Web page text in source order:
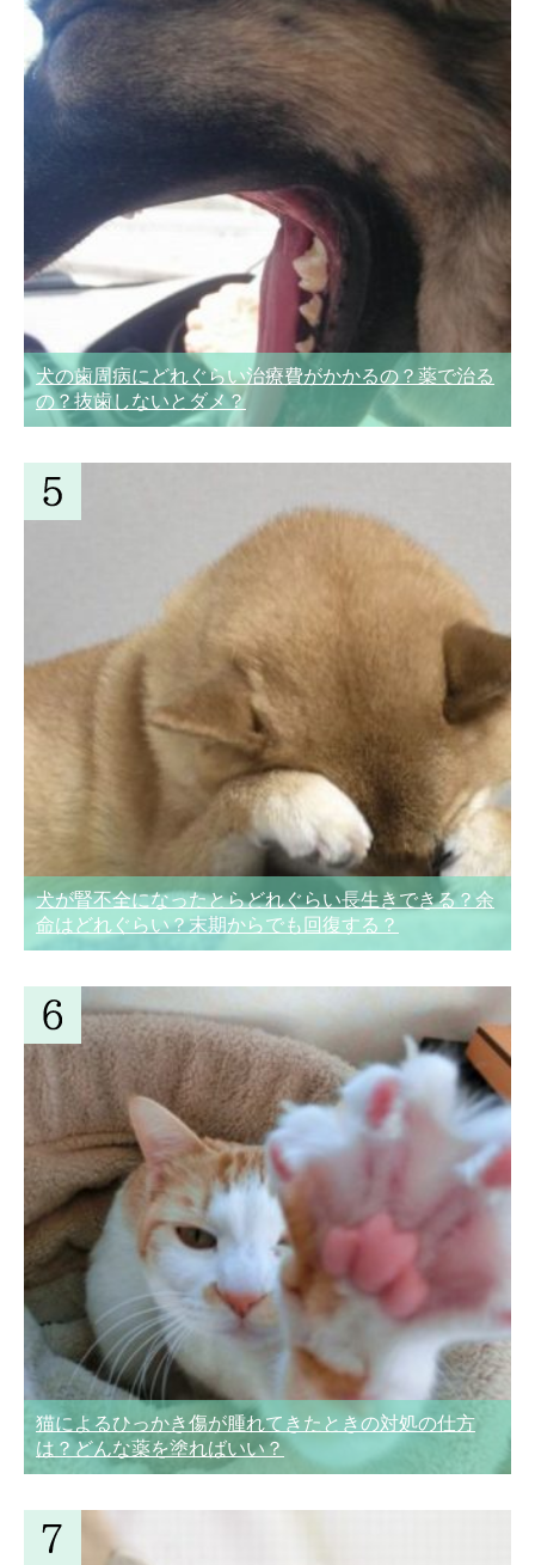
犬の歯周病にどれぐらい治療費がかかるの？薬で治る
の？抜歯しないとダメ？
犬が腎不全になったとらどれぐらい長生きできる？余
命はどれぐらい？末期からでも回復する？
猫によるひっかき傷が腫れてきたときの対処の仕方
は？どんな薬を塗ればいい？